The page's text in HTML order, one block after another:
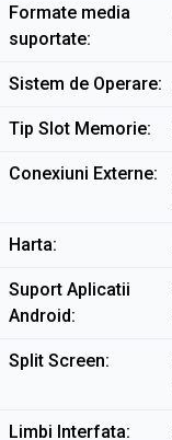
Formate media
suportate
Sistem de Operare
Tip Slot Memorie
Conexiuni Externe
Harta
Suport Aplicatii
Android
Split Screen
Limbi Interfata